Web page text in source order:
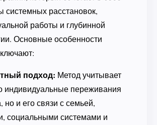
системных расстановок,
работы и глубинной
Основные особенности
подход: Метод учитывает
индивидуальные переживания
но и его связи с семьей,
социальными системами и